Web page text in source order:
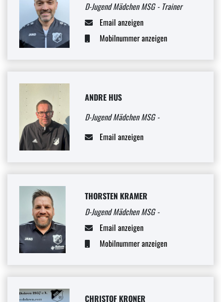
D-Jugend Mädchen MSG - Trainer
Email anzeigen
Mobilnummer anzeigen
ANDRE HUS
D-Jugend Mädchen MSG -
Email anzeigen
THORSTEN KRAMER
D-Jugend Mädchen MSG -
Email anzeigen
Mobilnummer anzeigen
CHRISTOF KRONER